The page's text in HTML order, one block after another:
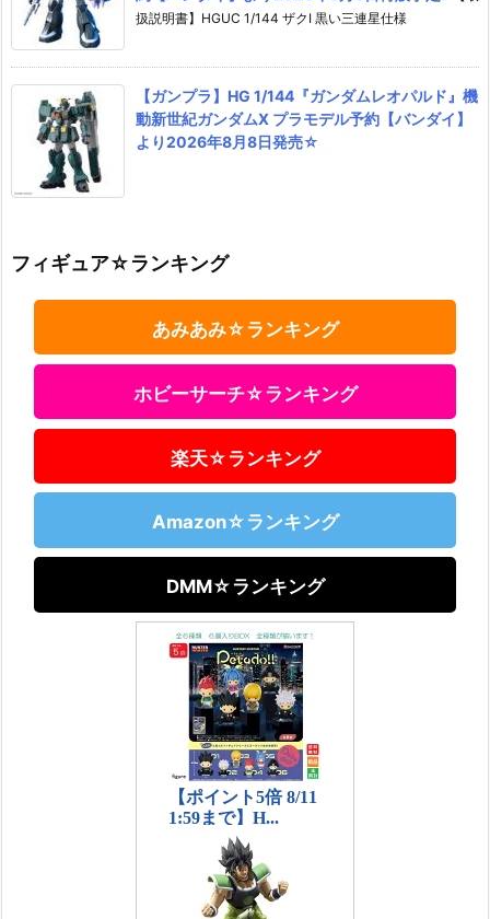
扱説明書】HGUC 1/144 ザクI 黒い三連星仕様
【ガンプラ】HG 1/144『ガンダムレオパルド』機
動新世紀ガンダムX プラモデル予約【バンダイ】
より2026年8月8日発売☆
フィギュア☆ランキング
あみあみ☆ランキング
ホビーサーチ☆ランキング
楽天☆ランキング
Amazon☆ランキング
DMM☆ランキング